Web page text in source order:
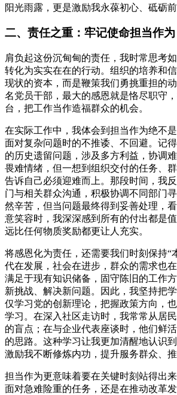
阳光雨露，更是激励我永葆初心、砥砺前
二、责任之重：牢记使命担当作为
肩负起这份沉甸甸的责任，我时常思考
转化为实实在在的行动。组织的培养和
现状的资本，而是鞭策我们勇挑重担的
名党员干部，最大的感恩就是恪尽职守
台，把工作当作造福群众的机会。
在实际工作中，我体会到担当作为绝不
面对复杂问题时的不推诿、不回避。记
的历史遗留问题，涉及多方利益，协调
畏难情绪，但一想到组织交付的任务、
告诉自己必须迎难而上。那段时间，我
门与相关群众沟通，积极协调不同部门
然辛苦，但当问题最终得到妥善处理，
意笑容时，我深深感到所有的付出都是
远比任何物质奖励都更让人充实。
将感恩化为责任，还需要我们时刻保持“
代在发展，社会在进步，群众的需求也
满足于现有知识储备，固守陈旧的工作
新挑战、解决新问题。因此，我坚持把
仅学习党的创新理论，把握政策方向，
学习。在深入社区走访时，我常常从居
的盲点；在与企业代表座谈时，他们鲜
的思路。这种学习让我更加清醒地认识
激励我不断修炼内功，提升服务群众、
担当作为更意味着要在关键时刻站得出
面对急难险重的任务，还是在推动改革